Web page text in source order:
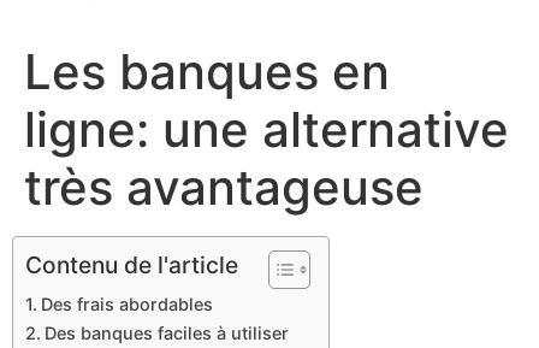
Les banques en
ligne: une alternative
très avantageuse
Contenu de l'article
Des frais abordables
Des banques faciles à utiliser